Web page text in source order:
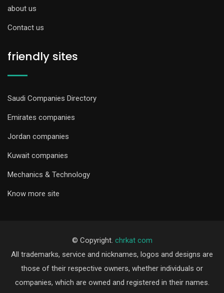
about us
Contact us
friendly sites
Saudi Companies Directory
Emirates companies
Jordan companies
Kuwait companies
Mechanics & Technology
Know more site
© Copyright. chrkat com
All trademarks, service and nicknames, logos and designs are
those of their respective owners, whether individuals or
companies, which are owned and registered in their names.